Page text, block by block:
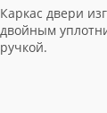
Каркас двери
двойным
ручкой.